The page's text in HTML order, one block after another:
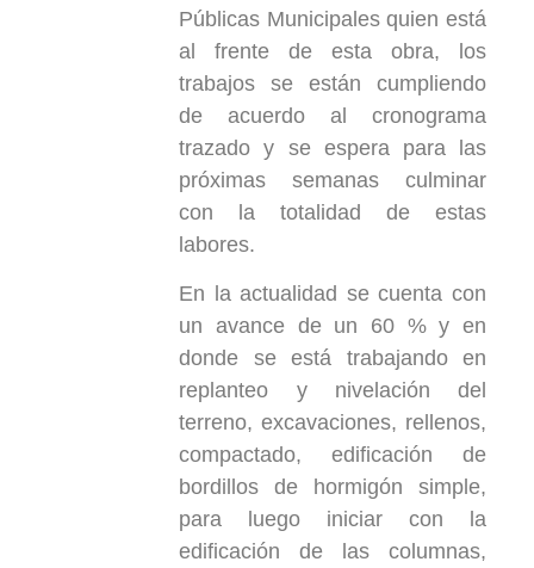
Públicas Municipales quien está
al frente de esta obra, los
trabajos se están cumpliendo
de acuerdo al cronograma
trazado y se espera para las
próximas semanas culminar
con la totalidad de estas
labores.
En la actualidad se cuenta con
un avance de un 60 % y en
donde se está trabajando en
replanteo y nivelación del
terreno, excavaciones, rellenos,
compactado, edificación de
bordillos de hormigón simple,
para luego iniciar con la
edificación de las columnas,